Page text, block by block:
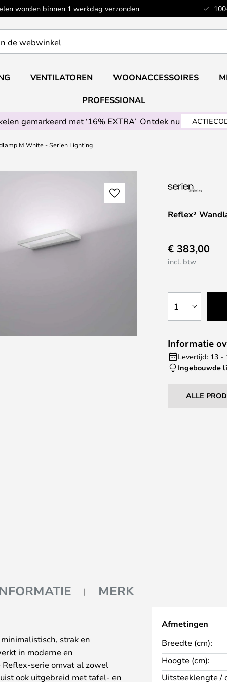
worden binnen 1 werkdag verzonden
VENTILATOREN WOONACCESSOIRES
PROFESSIONAL
gemarkeerd met ‘16% EXTRA’ Ontdek nu
M White - Serien Lighting
Reflex²
€ 383,00
incl. btw
1
Informatie
Levertijd: 13 -
Ingebouwde
ALLE
MERK
strak en
in moderne en
serie omvat al zowel
ook uitgebreid met tafel- en
Afmetingen
Breedte (cm):
Hoogte (cm):
Uitsteeklengte /